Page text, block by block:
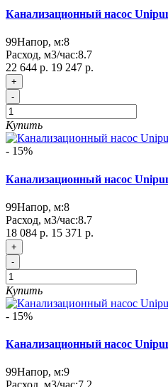
Канализационный насос
99Напор, м:8
Расход, м3/час:8.7
22 644 р. 19 247 р.
+
-
Купить
- 15%
Канализационный насос
99Напор, м:8
Расход, м3/час:8.7
18 084 р. 15 371 р.
+
-
Купить
- 15%
Канализационный насос
99Напор, м:9